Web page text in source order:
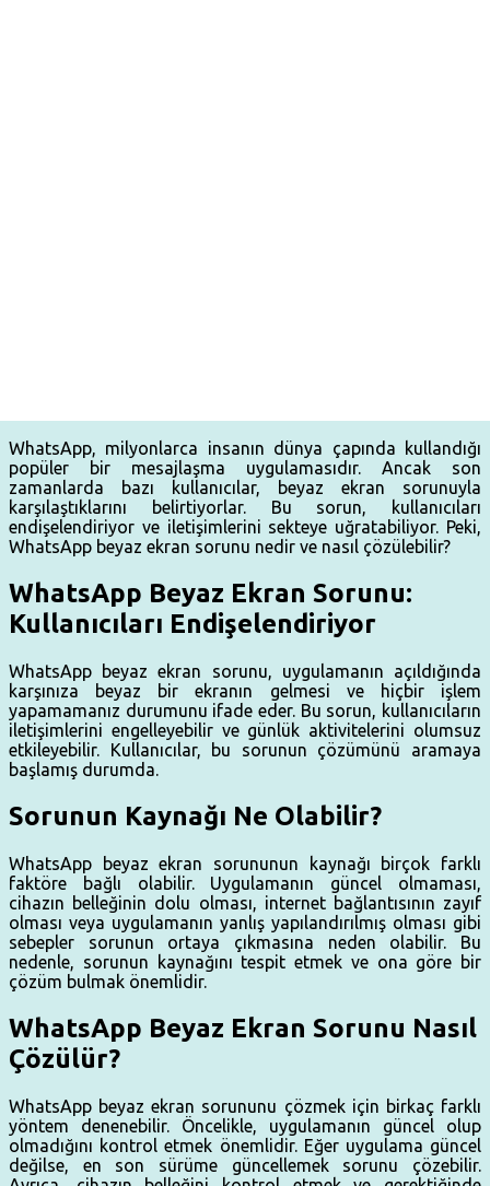
WhatsApp, milyonlarca insanın dünya çapında kullandığı
popüler bir mesajlaşma uygulamasıdır. Ancak son
zamanlarda bazı kullanıcılar, beyaz ekran sorunuyla
karşılaştıklarını belirtiyorlar. Bu sorun, kullanıcıları
endişelendiriyor ve iletişimlerini sekteye uğratabiliyor. Peki,
WhatsApp beyaz ekran sorunu nedir ve nasıl çözülebilir?
WhatsApp Beyaz Ekran Sorunu:
Kullanıcıları Endişelendiriyor
WhatsApp beyaz ekran sorunu, uygulamanın açıldığında
karşınıza beyaz bir ekranın gelmesi ve hiçbir işlem
yapamamanız durumunu ifade eder. Bu sorun, kullanıcıların
iletişimlerini engelleyebilir ve günlük aktivitelerini olumsuz
etkileyebilir. Kullanıcılar, bu sorunun çözümünü aramaya
başlamış durumda.
Sorunun Kaynağı Ne Olabilir?
WhatsApp beyaz ekran sorununun kaynağı birçok farklı
faktöre bağlı olabilir. Uygulamanın güncel olmaması,
cihazın belleğinin dolu olması, internet bağlantısının zayıf
olması veya uygulamanın yanlış yapılandırılmış olması gibi
sebepler sorunun ortaya çıkmasına neden olabilir. Bu
nedenle, sorunun kaynağını tespit etmek ve ona göre bir
çözüm bulmak önemlidir.
WhatsApp Beyaz Ekran Sorunu Nasıl
Çözülür?
WhatsApp beyaz ekran sorununu çözmek için birkaç farklı
yöntem denenebilir. Öncelikle, uygulamanın güncel olup
olmadığını kontrol etmek önemlidir. Eğer uygulama güncel
değilse, en son sürüme güncellemek sorunu çözebilir.